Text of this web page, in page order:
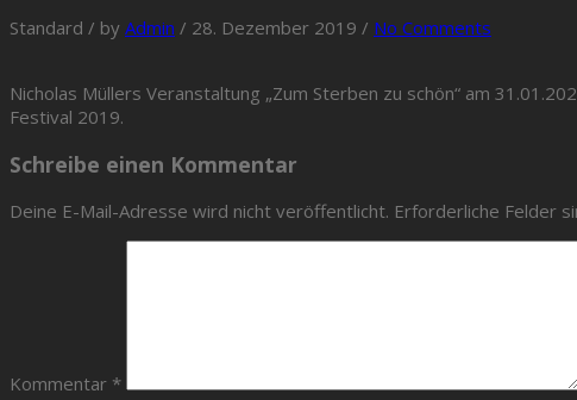
Standard / by Admin / 28. Dezember 2019 / No Comments
Nicholas Müllers Veranstaltung „Zum Sterben zu schön“ am
Festival 2019.
Schreibe einen Kommentar
Deine E-Mail-Adresse wird nicht veröffentlicht. Erforderliche Felder
Kommentar *